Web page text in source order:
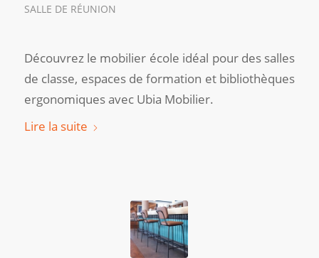
SALLE DE RÉUNION
Découvrez le mobilier école idéal pour des salles
de classe, espaces de formation et bibliothèques
ergonomiques avec Ubia Mobilier.
Lire la suite